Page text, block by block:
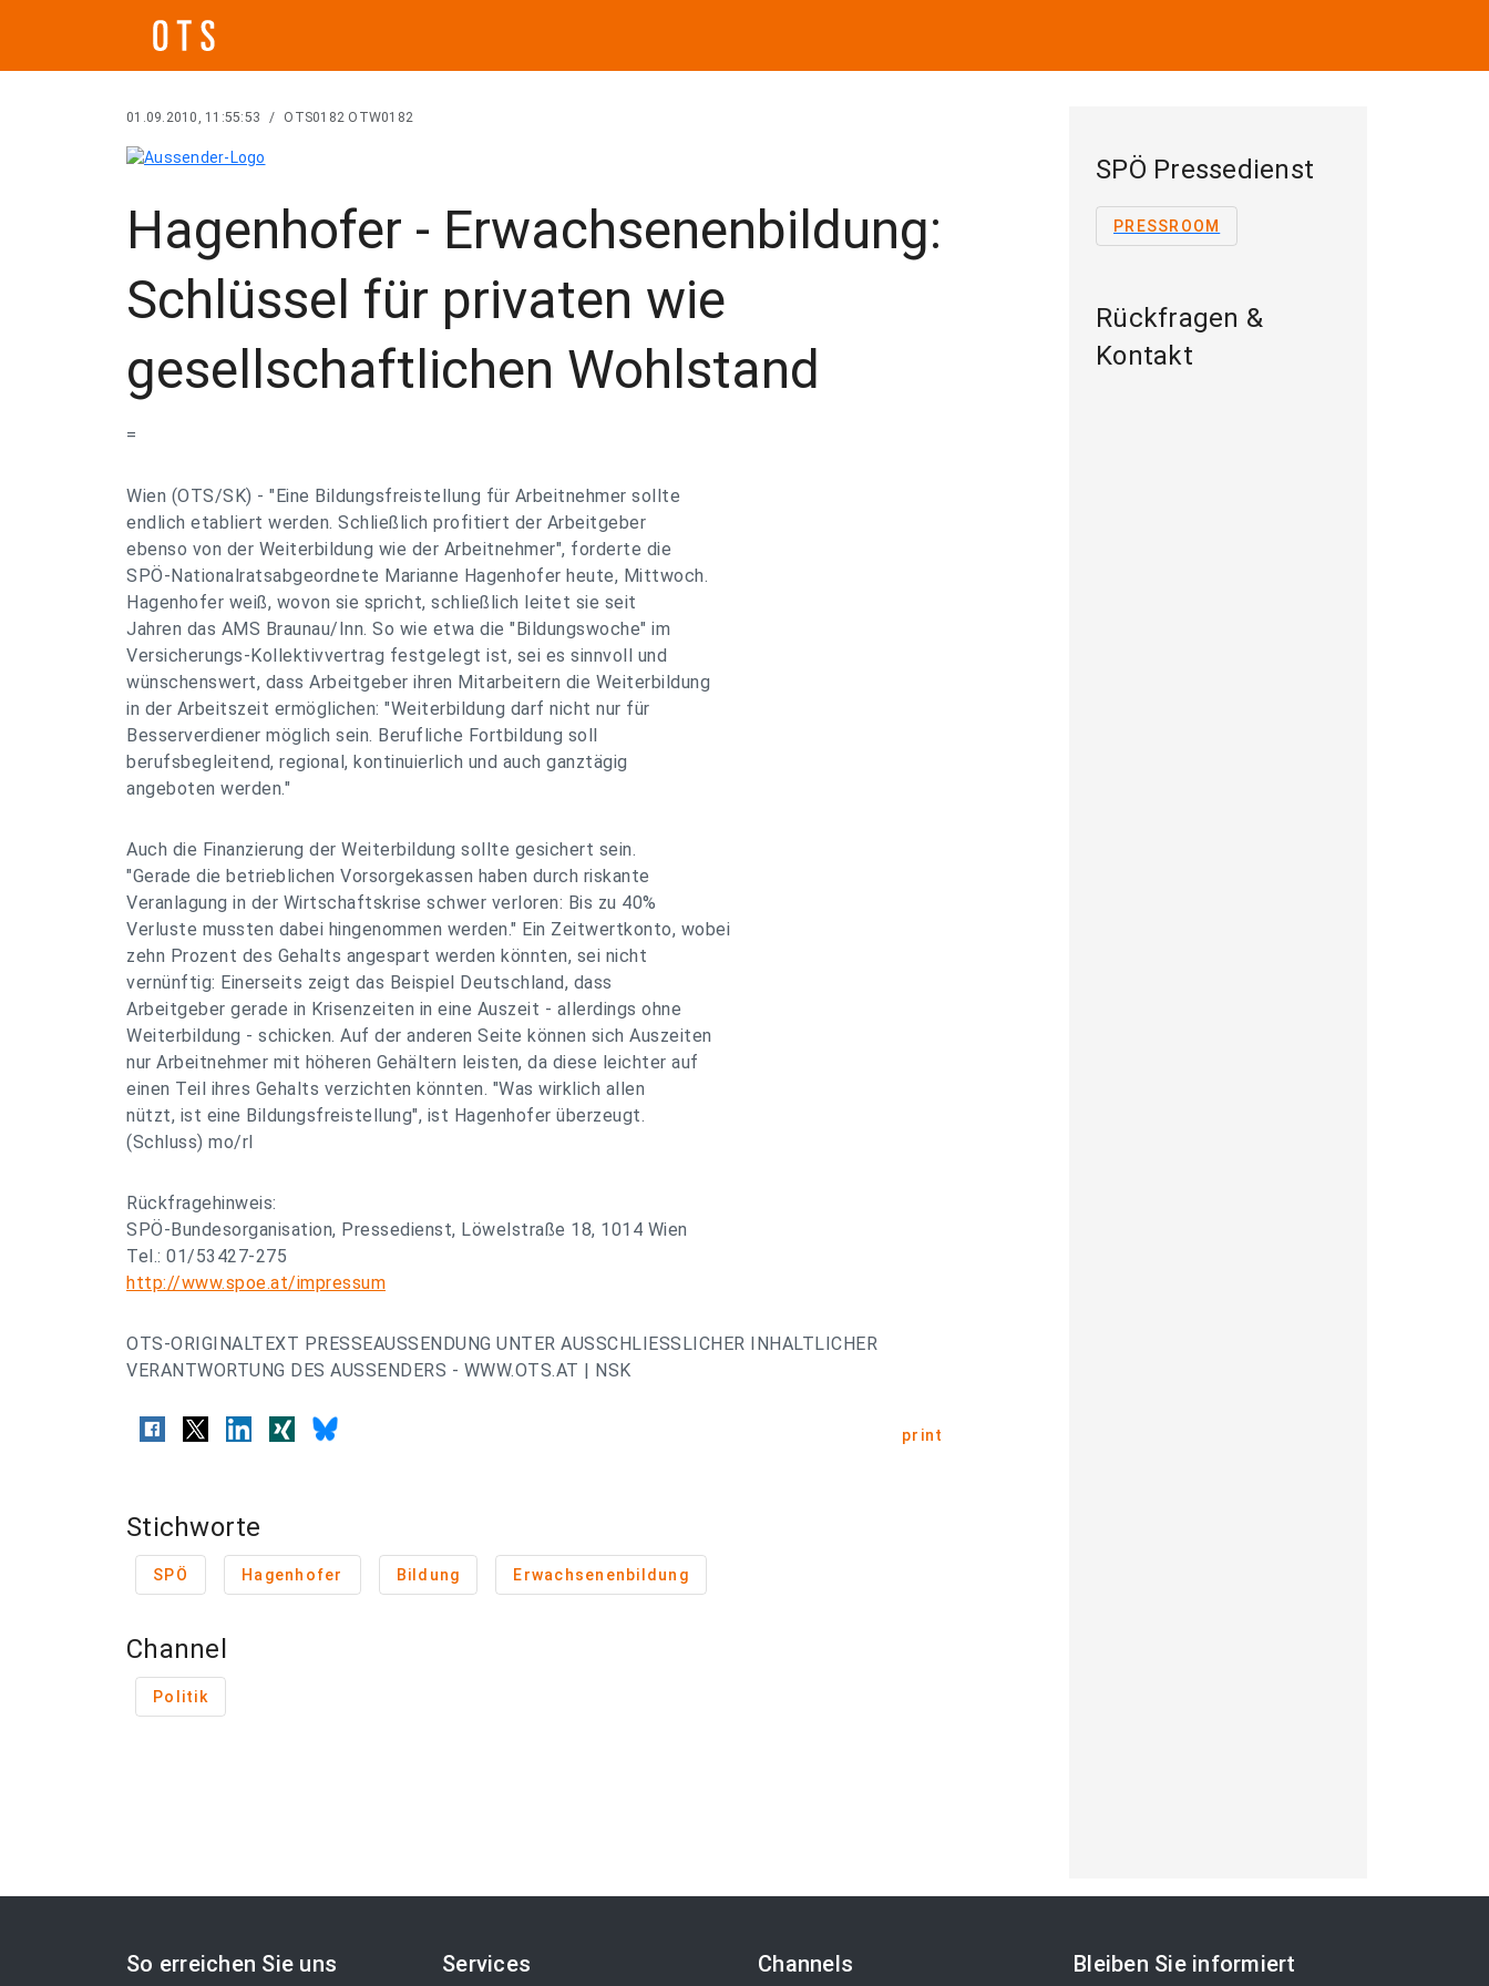
01.09.2010, 11:55:53 / OTS0182 OTW0182
Hagenhofer - Erwachsenenbildung:
Schlüssel für privaten wie
gesellschaftlichen Wohlstand
=
Wien (OTS/SK) - "Eine Bildungsfreistellung für Arbeitnehmer sollte
endlich etabliert werden. Schließlich profitiert der Arbeitgeber
ebenso von der Weiterbildung wie der Arbeitnehmer", forderte die
SPÖ-Nationalratsabgeordnete Marianne Hagenhofer heute, Mittwoch.
Hagenhofer weiß, wovon sie spricht, schließlich leitet sie seit
Jahren das AMS Braunau/Inn. So wie etwa die "Bildungswoche" im
Versicherungs-Kollektivvertrag festgelegt ist, sei es sinnvoll und
wünschenswert, dass Arbeitgeber ihren Mitarbeitern die Weiterbildung
in der Arbeitszeit ermöglichen: "Weiterbildung darf nicht nur für
Besserverdiener möglich sein. Berufliche Fortbildung soll
berufsbegleitend, regional, kontinuierlich und auch ganztägig
angeboten werden."
Auch die Finanzierung der Weiterbildung sollte gesichert sein.
"Gerade die betrieblichen Vorsorgekassen haben durch riskante
Veranlagung in der Wirtschaftskrise schwer verloren: Bis zu 40%
Verluste mussten dabei hingenommen werden." Ein Zeitwertkonto, wobei
zehn Prozent des Gehalts angespart werden könnten, sei nicht
vernünftig: Einerseits zeigt das Beispiel Deutschland, dass
Arbeitgeber gerade in Krisenzeiten in eine Auszeit - allerdings ohne
Weiterbildung - schicken. Auf der anderen Seite können sich Auszeiten
nur Arbeitnehmer mit höheren Gehältern leisten, da diese leichter auf
einen Teil ihres Gehalts verzichten könnten. "Was wirklich allen
nützt, ist eine Bildungsfreistellung", ist Hagenhofer überzeugt.
(Schluss) mo/rl
Rückfragehinweis:
SPÖ-Bundesorganisation, Pressedienst, Löwelstraße 18, 1014 Wien
Tel.: 01/53427-275
http://www.spoe.at/impressum
OTS-ORIGINALTEXT PRESSEAUSSENDUNG UNTER AUSSCHLIESSLICHER INHALTLICHER
VERANTWORTUNG DES AUSSENDERS - WWW.OTS.AT | NSK
print
Stichworte
SPÖ Hagenhofer Bildung Erwachsenenbildung
Channel
Politik
SPÖ Pressedienst
PRESSROOM
Rückfragen &
Kontakt
So erreichen Sie uns Services Channels Bleiben Sie informiert